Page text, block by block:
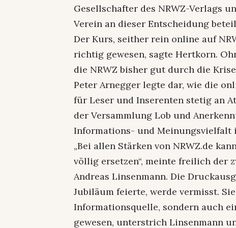
Gesellschafter des NRWZ-Verlags
Verein an dieser Entscheidung
Der Kurs, seither rein online auf
richtig gewesen, sagte Hertkorn.
die NRWZ bisher gut durch die
Peter Arnegger legte dar, wie die
für Leser und Inserenten stetig an
der Versammlung Lob und
Informations- und Meinungsvielfalt
„Bei allen Stärken von NRWZ.de
völlig ersetzen“, meinte freilich der
Andreas Linsenmann. Die
Jubiläum feierte, werde vermisst.
Informationsquelle, sondern auch
gewesen, unterstrich Linsenmann